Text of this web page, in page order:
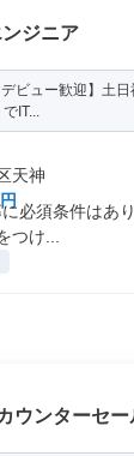
ジニア
デビュー歓迎】土
IT...
天神
必須条件はあ
つけ...
ウンターセー